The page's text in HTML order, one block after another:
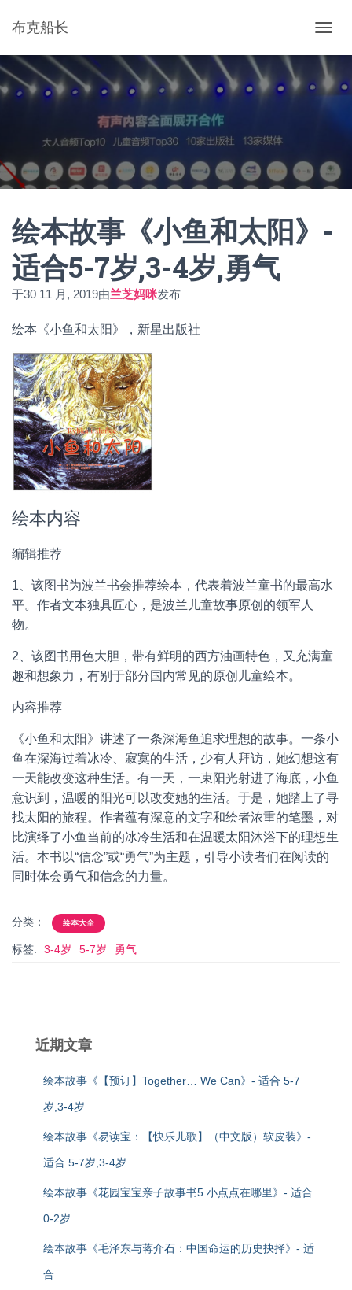
布克船长
换
导
航
绘本故事《小鱼和太阳》-
适合5-7岁,3-4岁,勇气
于30 11 月, 2019由兰芝妈咪发布
绘本《小鱼和太阳》，新星出版社
绘本内容
编辑推荐
1、该图书为波兰书会推荐绘本，代表着波兰童书的最高水
平。作者文本独具匠心，是波兰儿童故事原创的领军人
物。
2、该图书用色大胆，带有鲜明的西方油画特色，又充满童
趣和想象力，有别于部分国内常见的原创儿童绘本。
内容推荐
《小鱼和太阳》讲述了一条深海鱼追求理想的故事。一条小
鱼在深海过着冰冷、寂寞的生活，少有人拜访，她幻想这有
一天能改变这种生活。有一天，一束阳光射进了海底，小鱼
意识到，温暖的阳光可以改变她的生活。于是，她踏上了寻
找太阳的旅程。作者蕴有深意的文字和绘者浓重的笔墨，对
比演绎了小鱼当前的冰冷生活和在温暖太阳沐浴下的理想生
活。本书以“信念”或“勇气”为主题，引导小读者们在阅读的
同时体会勇气和信念的力量。
分类： 绘本大全
标签: 3-4岁 5-7岁 勇气
近期文章
绘本故事《【预订】Together… We Can》- 适合 5-7
岁,3-4岁
绘本故事《易读宝：【快乐儿歌】（中文版）软皮装》-
适合 5-7岁,3-4岁
绘本故事《花园宝宝亲子故事书5 小点点在哪里》- 适合
0-2岁
绘本故事《毛泽东与蒋介石：中国命运的历史抉择》- 适
合